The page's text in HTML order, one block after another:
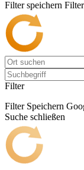
Filter speichern
Filter
Filter Speichern
Suche schließen